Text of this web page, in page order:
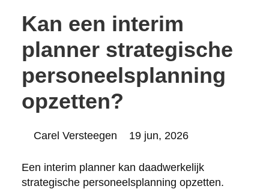
Kan een interim
planner strategische
personeelsplanning
opzetten?
Posted
Carel Versteegen 19 jun, 2026
Een interim planner kan daadwerkelijk
strategische personeelsplanning opzetten.